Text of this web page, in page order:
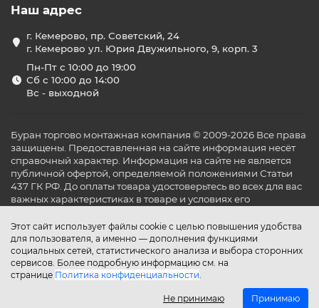
Этот сайт использует файлы cookie с целью повышения удобства
для пользователя, а именно — дополнения функциями
социальных сетей, статистического анализа и выбора сторонних
сервисов. Более подробную информацию см. на
странице Политика конфиденциальности.
Не принимаю Принимаю
Наш адрес
г. Кемерово, пр. Советский, 24
г. Кемерово ул. Юрия Двужильного, 9, корп. 3
Пн-Пт с 10:00 до 19:00
Сб с 10:00 до 14:00
Вс - выходной
Буран торгово монтажная компания © 2009-2026 Все права
защищены. Предоставленная на сайте информация несёт
справочный характер. Информация на сайте не является
публичной офертой, определяемой положениями Статьи
437 ГК РФ. До оплаты товара удостоверьтесь во всех для вас
важных характеристиках в товаре и условиях его